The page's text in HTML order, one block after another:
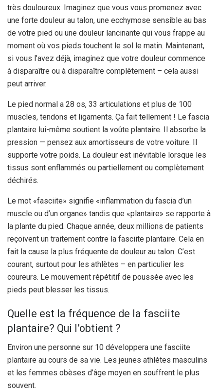
très douloureux. Imaginez que vous vous promenez avec
une forte douleur au talon, une ecchymose sensible au bas
de votre pied ou une douleur lancinante qui vous frappe au
moment où vos pieds touchent le sol le matin. Maintenant,
si vous l’avez déjà, imaginez que votre douleur commence
à disparaître ou à disparaître complètement – cela aussi
peut arriver.
Le pied normal a 28 os, 33 articulations et plus de 100
muscles, tendons et ligaments. Ça fait tellement ! Le fascia
plantaire lui-même soutient la voûte plantaire. Il absorbe la
pression — pensez aux amortisseurs de votre voiture. Il
supporte votre poids. La douleur est inévitable lorsque les
tissus sont enflammés ou partiellement ou complètement
déchirés.
Le mot «fasciite» signifie «inflammation du fascia d’un
muscle ou d’un organe» tandis que «plantaire» se rapporte à
la plante du pied. Chaque année, deux millions de patients
reçoivent un traitement contre la fasciite plantaire. Cela en
fait la cause la plus fréquente de douleur au talon. C’est
courant, surtout pour les athlètes – en particulier les
coureurs. Le mouvement répétitif de poussée avec les
pieds peut blesser les tissus.
Quelle est la fréquence de la fasciite
plantaire? Qui l’obtient ?
Environ une personne sur 10 développera une fasciite
plantaire au cours de sa vie. Les jeunes athlètes masculins
et les femmes obèses d’âge moyen en souffrent le plus
souvent.